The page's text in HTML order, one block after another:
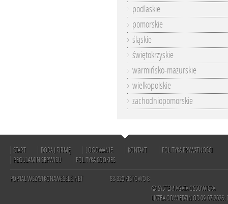
podlaskie
pomorskie
śląskie
świętokrzyskie
warmińsko-mazurskie
wielkopolskie
zachodniopomorskie
START DODAJ FIRMĘ LOGOWANIE KONTAKT
POLITYKA PRYWATNOŚCI
REGULAMIN SERWISU
POLITYKA COOKIES
PORTAL WSZYSTKONAWESELE.NET
83-320 KISTOWO 8
© SYSTEM AGATA OSSOWICKA
LICZBA ODWIEDZIN OD 09.07.2026: